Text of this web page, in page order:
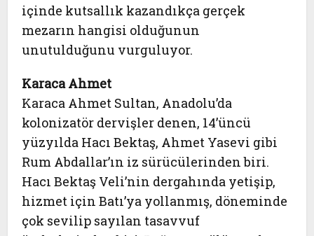
içinde kutsallık kazandıkça gerçek
mezarın hangisi olduğunun
unutulduğunu vurguluyor.
Karaca Ahmet
Karaca Ahmet Sultan, Anadolu’da
kolonizatör dervişler denen, 14’üncü
yüzyılda Hacı Bektaş, Ahmet Yasevi gibi
Rum Abdallar’ın iz sürücülerinden biri.
Hacı Bektaş Veli’nin dergahında yetişip,
hizmet için Batı’ya yollanmış, döneminde
çok sevilip sayılan tasavvuf